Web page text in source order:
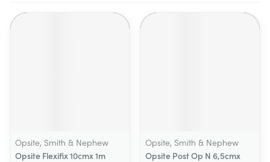
Opsite, Smith & Nephew
Opsite Flexifix 10cmx 1m
Opsite, Smith & Nephew
Opsite Post Op N 6,5cmx